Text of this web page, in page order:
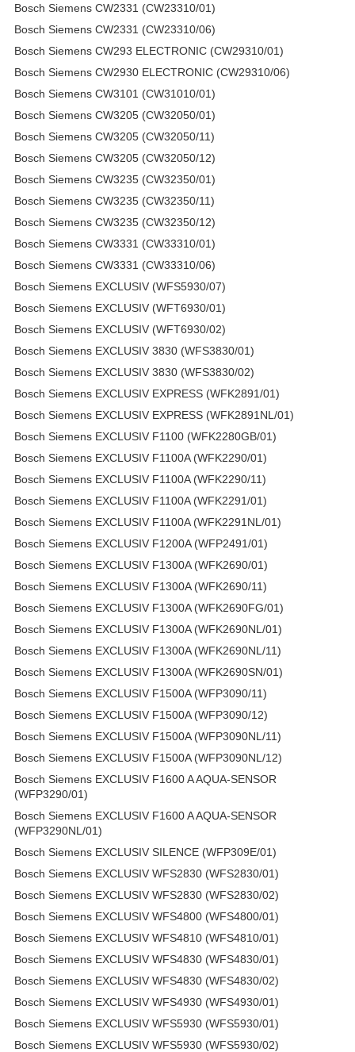
Bosch Siemens CW2331 (CW23310/01)
Bosch Siemens CW2331 (CW23310/06)
Bosch Siemens CW293 ELECTRONIC (CW29310/01)
Bosch Siemens CW2930 ELECTRONIC (CW29310/06)
Bosch Siemens CW3101 (CW31010/01)
Bosch Siemens CW3205 (CW32050/01)
Bosch Siemens CW3205 (CW32050/11)
Bosch Siemens CW3205 (CW32050/12)
Bosch Siemens CW3235 (CW32350/01)
Bosch Siemens CW3235 (CW32350/11)
Bosch Siemens CW3235 (CW32350/12)
Bosch Siemens CW3331 (CW33310/01)
Bosch Siemens CW3331 (CW33310/06)
Bosch Siemens EXCLUSIV (WFS5930/07)
Bosch Siemens EXCLUSIV (WFT6930/01)
Bosch Siemens EXCLUSIV (WFT6930/02)
Bosch Siemens EXCLUSIV 3830 (WFS3830/01)
Bosch Siemens EXCLUSIV 3830 (WFS3830/02)
Bosch Siemens EXCLUSIV EXPRESS (WFK2891/01)
Bosch Siemens EXCLUSIV EXPRESS (WFK2891NL/01)
Bosch Siemens EXCLUSIV F1100 (WFK2280GB/01)
Bosch Siemens EXCLUSIV F1100A (WFK2290/01)
Bosch Siemens EXCLUSIV F1100A (WFK2290/11)
Bosch Siemens EXCLUSIV F1100A (WFK2291/01)
Bosch Siemens EXCLUSIV F1100A (WFK2291NL/01)
Bosch Siemens EXCLUSIV F1200A (WFP2491/01)
Bosch Siemens EXCLUSIV F1300A (WFK2690/01)
Bosch Siemens EXCLUSIV F1300A (WFK2690/11)
Bosch Siemens EXCLUSIV F1300A (WFK2690FG/01)
Bosch Siemens EXCLUSIV F1300A (WFK2690NL/01)
Bosch Siemens EXCLUSIV F1300A (WFK2690NL/11)
Bosch Siemens EXCLUSIV F1300A (WFK2690SN/01)
Bosch Siemens EXCLUSIV F1500A (WFP3090/11)
Bosch Siemens EXCLUSIV F1500A (WFP3090/12)
Bosch Siemens EXCLUSIV F1500A (WFP3090NL/11)
Bosch Siemens EXCLUSIV F1500A (WFP3090NL/12)
Bosch Siemens EXCLUSIV F1600 A AQUA-SENSOR
(WFP3290/01)
Bosch Siemens EXCLUSIV F1600 A AQUA-SENSOR
(WFP3290NL/01)
Bosch Siemens EXCLUSIV SILENCE (WFP309E/01)
Bosch Siemens EXCLUSIV WFS2830 (WFS2830/01)
Bosch Siemens EXCLUSIV WFS2830 (WFS2830/02)
Bosch Siemens EXCLUSIV WFS4800 (WFS4800/01)
Bosch Siemens EXCLUSIV WFS4810 (WFS4810/01)
Bosch Siemens EXCLUSIV WFS4830 (WFS4830/01)
Bosch Siemens EXCLUSIV WFS4830 (WFS4830/02)
Bosch Siemens EXCLUSIV WFS4930 (WFS4930/01)
Bosch Siemens EXCLUSIV WFS5930 (WFS5930/01)
Bosch Siemens EXCLUSIV WFS5930 (WFS5930/02)